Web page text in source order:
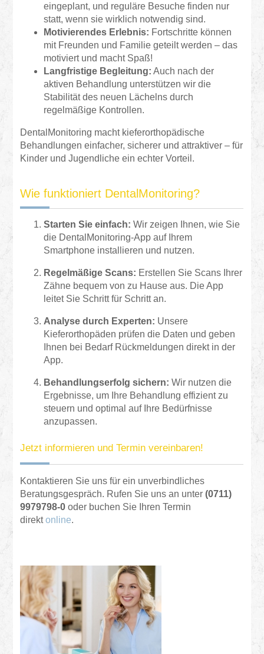
eingeplant, und reguläre Besuche finden nur
statt, wenn sie wirklich notwendig sind.
Motivierendes Erlebnis: Fortschritte können
mit Freunden und Familie geteilt werden – das
motiviert und macht Spaß!
Langfristige Begleitung: Auch nach der
aktiven Behandlung unterstützen wir die
Stabilität des neuen Lächelns durch
regelmäßige Kontrollen.
DentalMonitoring macht kieferorthopädische
Behandlungen einfacher, sicherer und attraktiver – für
Kinder und Jugendliche ein echter Vorteil.
Wie funktioniert DentalMonitoring?
Starten Sie einfach: Wir zeigen Ihnen, wie Sie
die DentalMonitoring-App auf Ihrem
Smartphone installieren und nutzen.
Regelmäßige Scans: Erstellen Sie Scans Ihrer
Zähne bequem von zu Hause aus. Die App
leitet Sie Schritt für Schritt an.
Analyse durch Experten: Unsere
Kieferorthopäden prüfen die Daten und geben
Ihnen bei Bedarf Rückmeldungen direkt in der
App.
Behandlungserfolg sichern: Wir nutzen die
Ergebnisse, um Ihre Behandlung effizient zu
steuern und optimal auf Ihre Bedürfnisse
anzupassen.
Jetzt informieren und Termin vereinbaren!
Kontaktieren Sie uns für ein unverbindliches
Beratungsgespräch. Rufen Sie uns an unter(0711)
9979798-0 oder buchen Sie Ihren Termin
direktonline.